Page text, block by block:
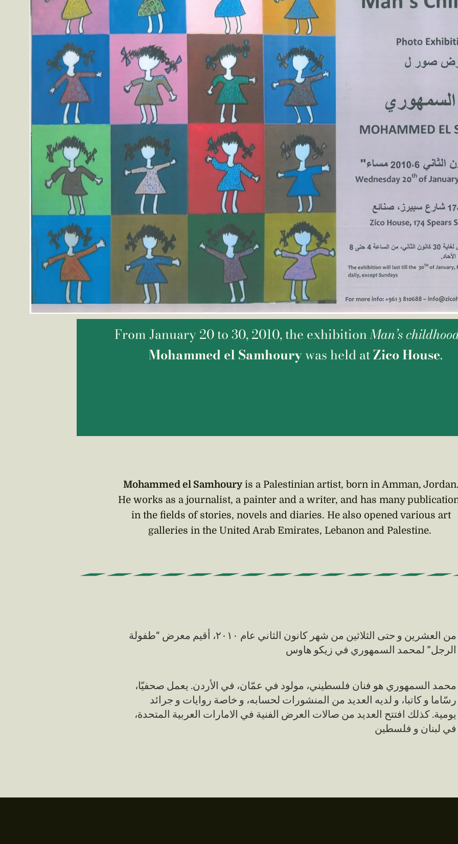
From January 20 to 30, 2010, the exhibitionMan’s
Mohammed el Samhourywas held atZico House.
Mohammed el Samhouryis a Palestinian artist, born in Amman,
He works as a journalist, a painter and a writer, and has many
in the fields of stories, novels and diaries. He also opened various art
galleries in the United Arab Emirates, Lebanon and Palestine.
من العشرين و حتى الثلاثين من شهر كانون الثاني عام ٢٠١٠، أقيم معرض “طفولة
الرجل” لمحمد السمهوري في زيكو هاوس
محمد السمهوري هو فنان فلسطيني، مولود في عمّان، في الأردن. يعمل صحفيّا،
رسّاما و كاتبا، و لديه العديد من المنشورات لحسابه، و خاصة روايات و جرائد
يومية. كذلك افتتح العديد من صالات العرض الفنية في الامارات العربية المتحدة،
في لبنان و فلسطين